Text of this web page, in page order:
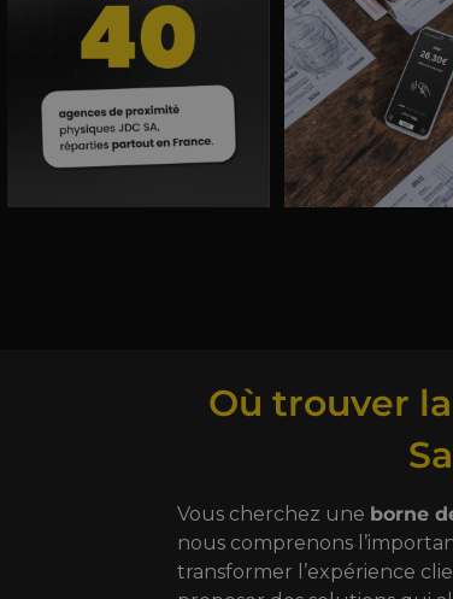
0 7
Où trouver
Vous cherchez une borne
nous comprenons
transformer l’expérience